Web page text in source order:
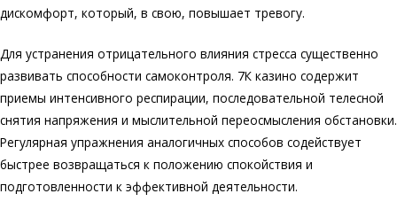
дискомфорт, который, в свою, повышает тревогу.
Для устранения отрицательного влияния стресса существенно
развивать способности самоконтроля. 7К казино содержит
приемы интенсивного респирации, последовательной телесной
снятия напряжения и мыслительной переосмысления обстановки.
Регулярная упражнения аналогичных способов содействует
быстрее возвращаться к положению спокойствия и
подготовленности к эффективной деятельности.